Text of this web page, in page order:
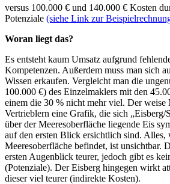
versus 100.000 € und 140.000 € Kosten
Potenziale (siehe Link zur
Woran liegt das?
Es entsteht kaum Umsatz aufgrund
Kompetenzen. Außerdem muss man sich
Wissen erkaufen. Vergleicht man die
100.000 €) des Einzelmaklers mit den
einem die 30 % nicht mehr viel. Der weise
Vertrieblern eine Grafik, die sich „Eisberg/
über der Meeresoberfläche liegende Eis
auf den ersten Blick ersichtlich sind. Alles,
Meeresoberfläche befindet, ist unsichtbar.
ersten Augenblick teurer, jedoch gibt es
(Potenziale). Der Eisberg hingegen wirkt
dieser viel teurer (indirekte Kosten).